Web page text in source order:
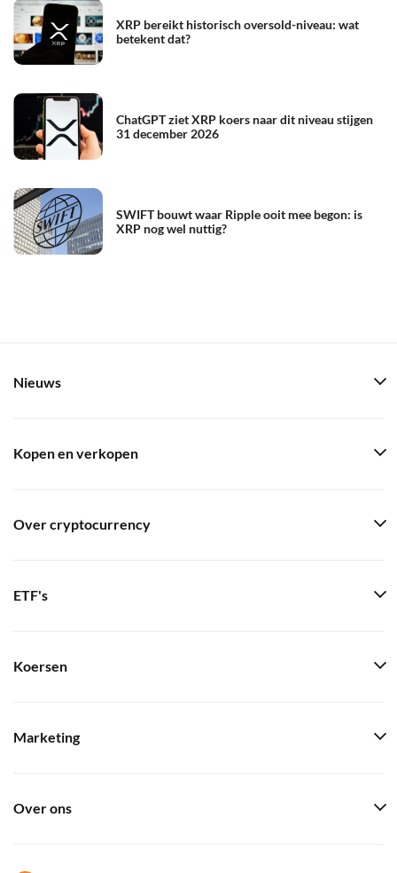
XRP bereikt historisch oversold-niveau: wat
betekent dat?
ChatGPT ziet XRP koers naar dit niveau stijgen
31 december 2026
SWIFT bouwt waar Ripple ooit mee begon: is
XRP nog wel nuttig?
Nieuws
Kopen en verkopen
Over cryptocurrency
ETF's
Koersen
Marketing
Over ons